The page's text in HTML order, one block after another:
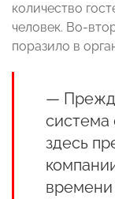
количество
человек. Во-
поразило в
—
система
здесь
времени